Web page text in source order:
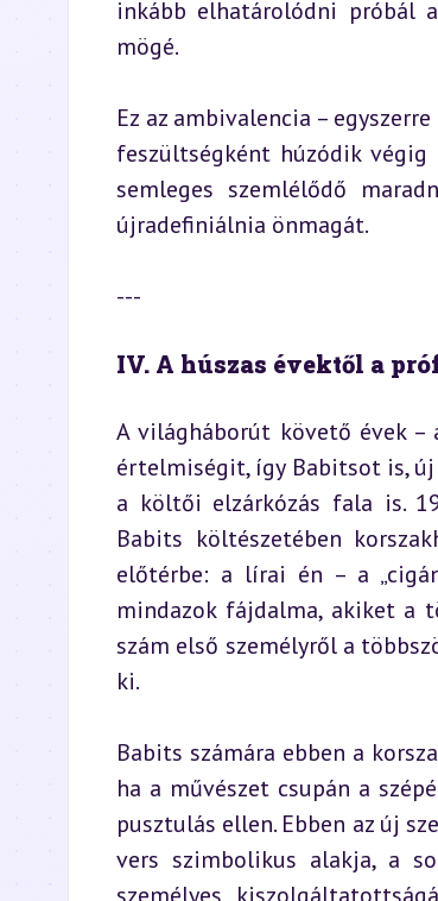
inkább elhatárolódni próbál
mögé.
Ez az ambivalencia –
feszültségként húzódik
semleges szemlélődő
újradefiniálnia önmagát.
---
IV. A húszas évektől a
A világháborút követő évek
értelmiségit, így Babitsot is,
a költői elzárkózás fala is.
Babits költészetében
előtérbe: a lírai én – a
mindazok fájdalma, akiket a
szám első személyről a
ki.
Babits számára ebben a
ha a művészet csupán a
pusztulás ellen. Ebben az új
vers szimbolikus alakja, a